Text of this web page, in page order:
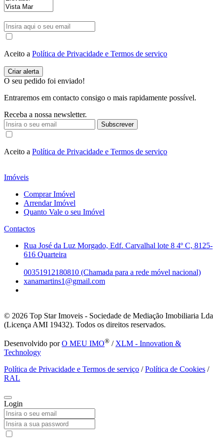
Aceito a Política de Privacidade e Termos de serviço
O seu pedido foi enviado!
Entraremos em contacto consigo o mais rapidamente possível.
Receba a nossa newsletter.
Subscrever
Aceito a Política de Privacidade e Termos de serviço
Imóveis
Comprar Imóvel
Arrendar Imóvel
Quanto Vale o seu Imóvel
Contactos
Rua José da Luz Morgado, Edf. Carvalhal lote 8 4º C, 8125-
616 Quarteira
00351912180810 (Chamada para a rede móvel nacional)
xanamartins1@gmail.com
© 2026 Top Star Imoveis - Sociedade de Mediação Imobiliaria Lda
(Licença AMI 19432). Todos os direitos reservados.
Desenvolvido porO MEU IMO® / XLM - Innovation &
Technology
Política de Privacidade e Termos de serviço /Política de Cookies /
RAL
Login